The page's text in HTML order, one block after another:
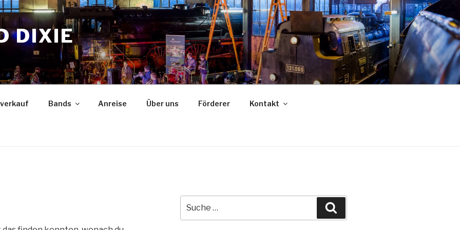
DIXIE
Bands Anreise Über uns Förderer Kontakt
nach: